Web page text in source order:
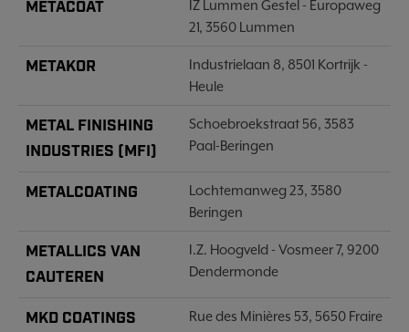
METACOAT
IZ Lummen Gestel - Europaweg
21, 3560 Lummen
METAKOR
Industrielaan 8, 8501 Kortrijk -
Heule
METAL FINISHING
INDUSTRIES (MFI)
Schoebroekstraat 56, 3583
Paal-Beringen
METALCOATING
Lochtemanweg 23, 3580
Beringen
METALLICS VAN
CAUTEREN
I.Z. Hoogveld - Vosmeer 7, 9200
Dendermonde
MKD COATINGS Rue des Minières 53, 5650 Fraire